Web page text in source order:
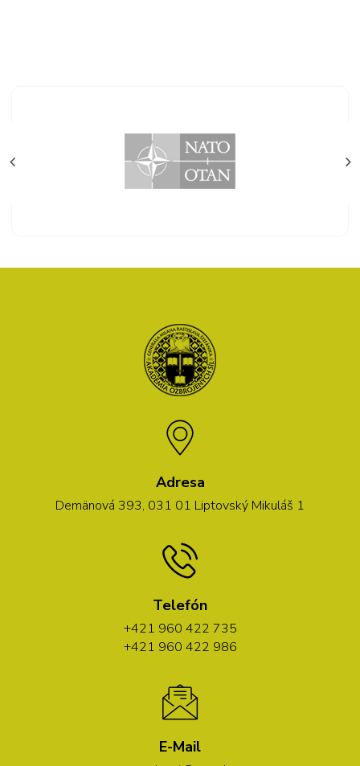
Adresa
Demänová 393, 031 01 Liptovský Mikuláš 1
Telefón
+421 960 422 735
+421 960 422 986
E-Mail